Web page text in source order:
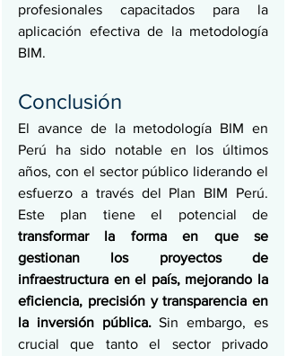
profesionales capacitados para la
aplicación efectiva de la metodología
BIM.
Conclusión
El avance de la metodología BIM en
Perú ha sido notable en los últimos
años, con el sector público liderando el
esfuerzo a través del Plan BIM Perú.
transformar la forma en que se
gestionan los proyectos de
infraestructura en el país, mejorando la
eficiencia, precisión y transparencia en
la inversión pública. Sin embargo, es
crucial que tanto el sector privado